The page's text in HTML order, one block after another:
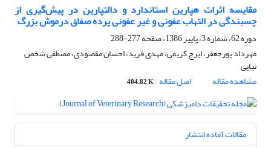
مقایسه اثرات هپارین استاندارد و دالتپارین در پیش‌گیری از
چسبندگی در التهاب عفونی و غیر عفونی پرده صفاق درموش بزرگ
دوره 62، شماره 3، پاییز 1386، صفحه
277-288
مهرداد پورجعفر، ‌ایرج کریمی، مهدی فرید، احسان مقصودی، مصطفی شخص
نیایی
مشاهده مقاله
اصل مقاله 404.82 K
مقالات آماده انتشار